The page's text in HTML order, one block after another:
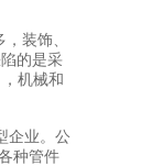
装饰、
的是采
机械和
企业。公
种管件